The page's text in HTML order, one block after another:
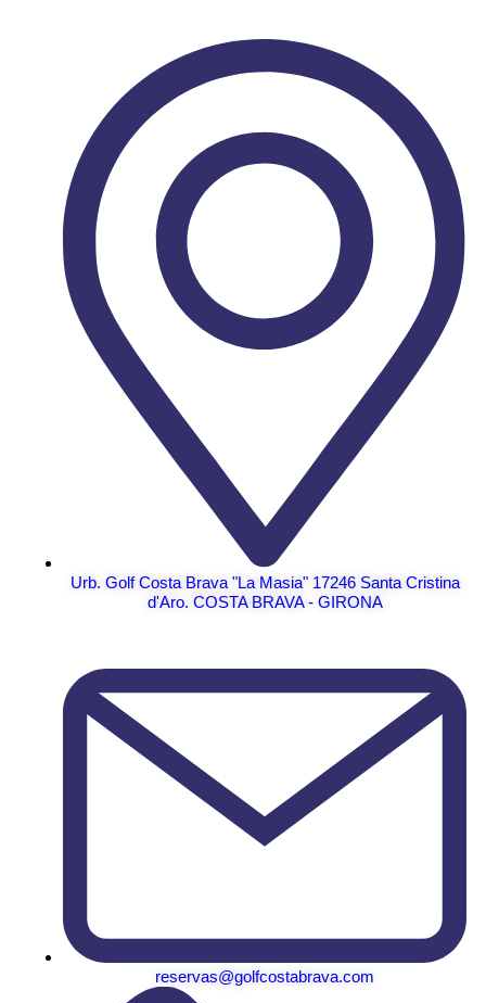
Urb. Golf Costa Brava "La Masia" 17246 Santa Cristina
d'Aro. COSTA BRAVA - GIRONA
reservas@golfcostabrava.com